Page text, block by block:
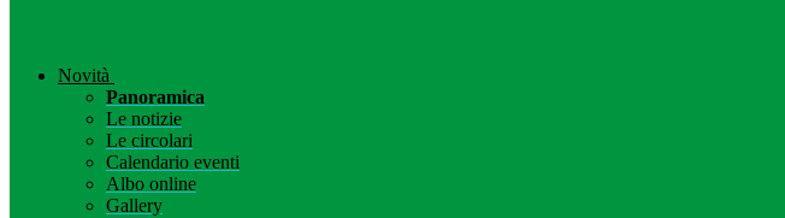
Novità
Panoramica
Le notizie
Le circolari
Calendario eventi
Albo online
Gallery